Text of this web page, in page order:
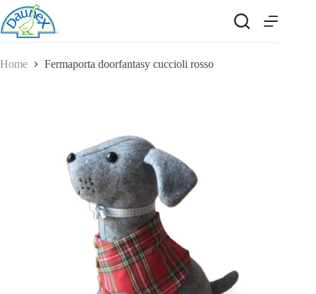
Salta
al
contenuto
Home Fermaporta doorfantasy cuccioli rosso